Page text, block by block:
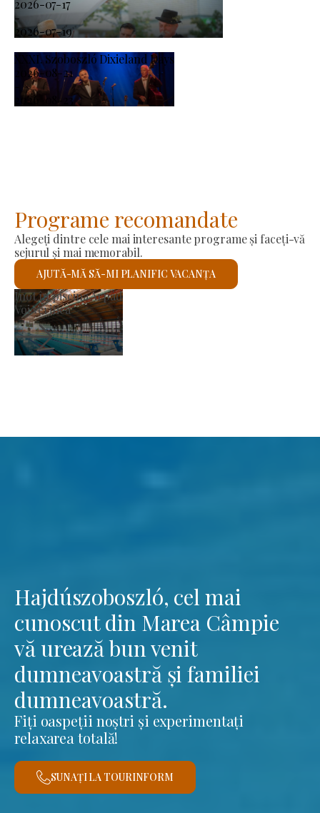
2026-07-17
-
2026-07-19
XXXI. Szoboszló Dixieland Days
2026-08-21
-
2026-08-23
Programe recomandate
Alegeți dintre cele mai interesante programe și faceți-vă
sejurul și mai memorabil.
AJUTĂ-MĂ SĂ-MI PLANIFIC VACANȚA
Piața producătorilor
Voi verifica
Hajdúszoboszló, cel mai
cunoscut din Marea Câmpie
vă urează bun venit
dumneavoastră și familiei
dumneavoastră.
Fiți oaspeții noștri și experimentați
relaxarea totală!
SUNAȚI LA TOURINFORM